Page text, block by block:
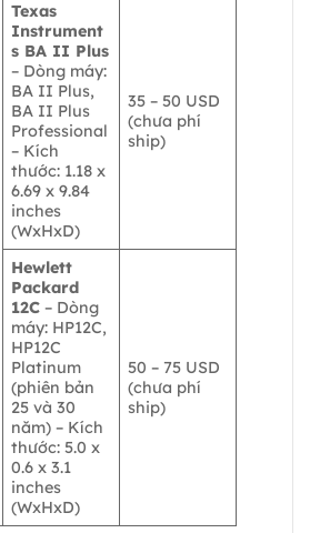
Texas
Instrument
s BA II Plus
– Dòng máy:
BA II Plus,
BA II Plus
Professional
– Kích
thước: 1.18 x
6.69 x 9.84
inches
(WxHxD)
35 – 50 USD
(chưa phí
ship)
Hewlett
Packard
12C – Dòng
máy: HP12C,
HP12C
Platinum
(phiên bản
25 và 30
năm) – Kích
thước: 5.0 x
0.6 x 3.1
inches
(WxHxD)
50 – 75 USD
(chưa phí
ship)